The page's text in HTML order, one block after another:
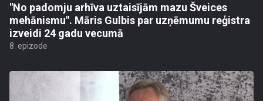
"No padomju arhīva uztaisījām mazu Šveices
mehānismu". Māris Gulbis par uzņēmumu reģistra
izveidi 24 gadu vecumā
8. epizode